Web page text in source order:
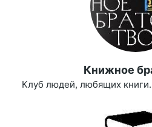
Книжное
Клуб людей, любящих книги.